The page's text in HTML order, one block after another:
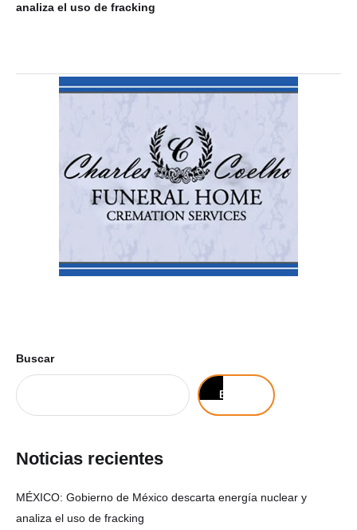
analiza el uso de fracking
Buscar
Buscar
Noticias recientes
MÉXICO: Gobierno de México descarta energía nuclear y
analiza el uso de fracking